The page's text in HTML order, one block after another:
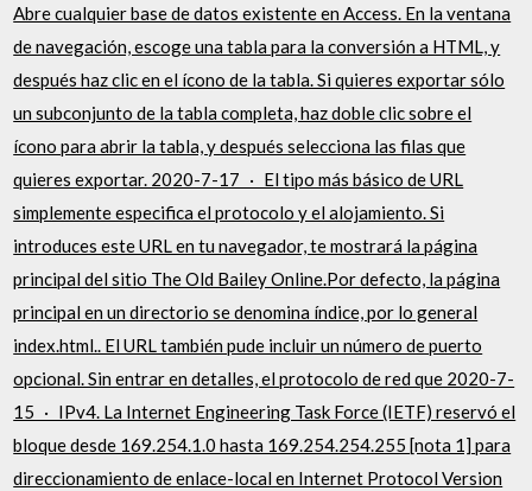
Abre cualquier base de datos existente en Access. En la ventana
de navegación, escoge una tabla para la conversión a HTML, y
después haz clic en el ícono de la tabla. Si quieres exportar sólo
un subconjunto de la tabla completa, haz doble clic sobre el
ícono para abrir la tabla, y después selecciona las filas que
quieres exportar. 2020-7-17 · El tipo más básico de URL
simplemente especifica el protocolo y el alojamiento. Si
introduces este URL en tu navegador, te mostrará la página
principal del sitio The Old Bailey Online.Por defecto, la página
principal en un directorio se denomina índice, por lo general
index.html.. El URL también pude incluir un número de puerto
opcional. Sin entrar en detalles, el protocolo de red que 2020-7-
15 · IPv4. La Internet Engineering Task Force (IETF) reservó el
bloque desde 169.254.1.0 hasta 169.254.254.255 [nota 1] para
direccionamiento de enlace-local en Internet Protocol Version